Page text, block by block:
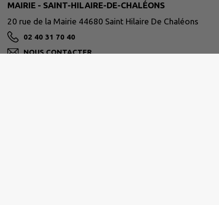
MAIRIE - SAINT-HILAIRE-DE-CHALÉONS
20 rue de la Mairie 44680 Saint Hilaire De Chaléons
02 40 31 70 40
NOUS CONTACTER